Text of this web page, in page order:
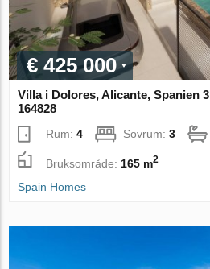
€ 425 000
Villa i Dolores, Alicante, Spanien
164828
Rum:4 Sovrum:3
Bruksområde: 165 m2
Spain Homes